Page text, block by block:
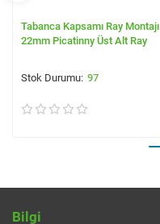
Tabanca Kapsamı Ray Montajı
22mm Picatinny Üst Alt Ray
97
Bilgi